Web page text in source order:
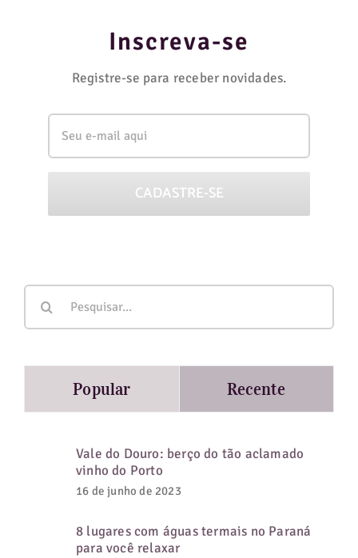
Inscreva-se
Registre-se para receber novidades.
Popular Recente
Vale do Douro: berço do tão aclamado
vinho do Porto
16 de junho de 2023
8 lugares com águas termais no Paraná
para você relaxar